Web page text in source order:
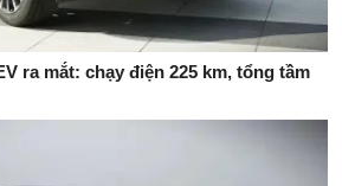
ra mắt: chạy điện 225 km, tổng tầm